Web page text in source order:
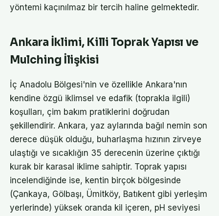
yöntemi kaçınılmaz bir tercih haline gelmektedir.
Ankara İklimi, Killi Toprak Yapısı ve
Mulching İlişkisi
İç Anadolu Bölgesi'nin ve özellikle Ankara'nın
kendine özgü iklimsel ve edafik (toprakla ilgili)
koşulları, çim bakım pratiklerini doğrudan
şekillendirir. Ankara, yaz aylarında bağıl nemin son
derece düşük olduğu, buharlaşma hızının zirveye
ulaştığı ve sıcaklığın 35 derecenin üzerine çıktığı
kurak bir karasal iklime sahiptir. Toprak yapısı
incelendiğinde ise, kentin birçok bölgesinde
(Çankaya, Gölbaşı, Ümitköy, Batıkent gibi yerleşim
yerlerinde) yüksek oranda kil içeren, pH seviyesi